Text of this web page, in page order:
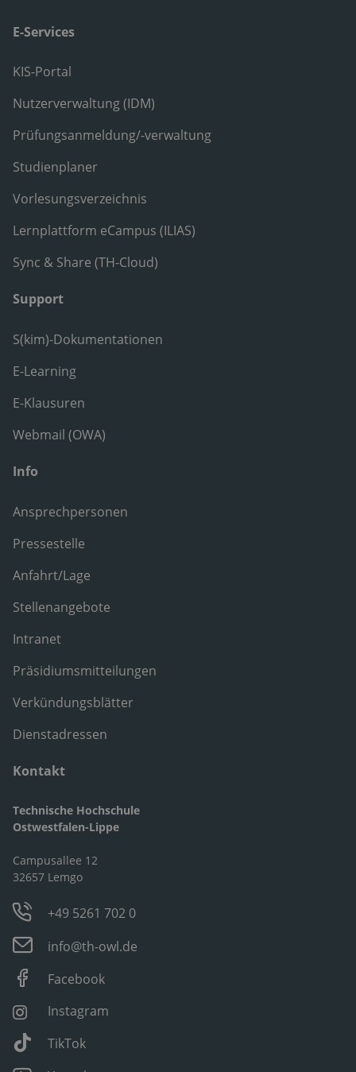
E-Services
KIS-Portal
Nutzerverwaltung (IDM)
Prüfungsanmeldung/-verwaltung
Studienplaner
Vorlesungsverzeichnis
Lernplattform eCampus (ILIAS)
Sync & Share (TH-Cloud)
Support
S(kim)-Dokumentationen
E-Learning
E-Klausuren
Webmail (OWA)
Info
Ansprechpersonen
Pressestelle
Anfahrt/Lage
Stellenangebote
Intranet
Präsidiumsmitteilungen
Verkündungsblätter
Dienstadressen
Kontakt
Technische Hochschule
Ostwestfalen-Lippe
Campusallee 12
32657 Lemgo
+49 5261 702 0
info@th-owl.de
Facebook
Instagram
TikTok